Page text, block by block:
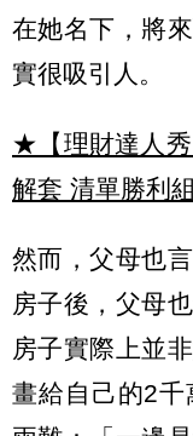
在她名下，將
實很吸引人。
★【理財達人秀
解套 清單勝利組
然而，父母也
房子後，父母
房子實際上並
畫給自己的2千